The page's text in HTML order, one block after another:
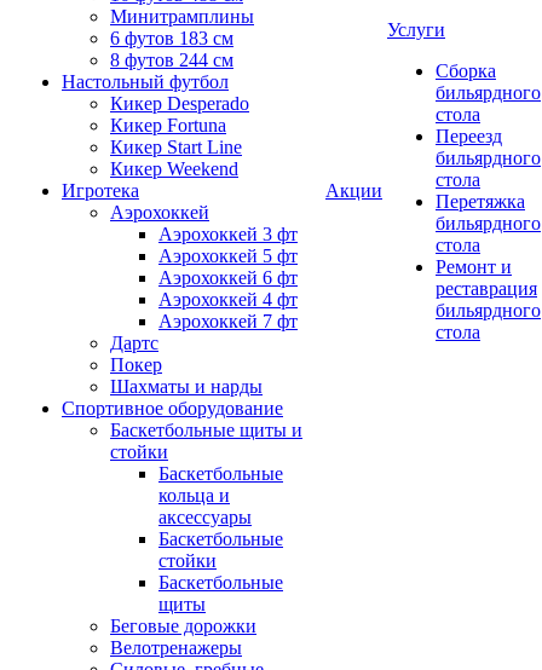
Минитрамплины
6 футов 183 см
8 футов 244 см
Настольный футбол
Кикер Desperado
Кикер Fortuna
Кикер Start Line
Кикер Weekend
Игротека
Аэрохоккей
Аэрохоккей 3 фт
Аэрохоккей 5 фт
Аэрохоккей 6 фт
Аэрохоккей 4 фт
Аэрохоккей 7 фт
Дартс
Покер
Шахматы и нарды
Спортивное оборудование
Баскетбольные щиты и
стойки
Баскетбольные
кольца и
аксессуары
Баскетбольные
стойки
Баскетбольные
щиты
Беговые дорожки
Велотренажеры
Акции
Услуги
Сборка
бильярдного
стола
Переезд
бильярдного
стола
Перетяжка
бильярдного
стола
Ремонт и
реставрация
бильярдного
стола